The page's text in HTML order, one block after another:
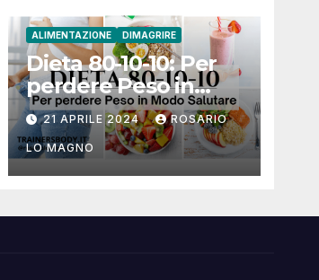
ALIMENTAZIONE DIMAGRIRE
Dieta 80-10-10: Per
perdere Peso in
Modo Salutare
21 APRILE 2024 ROSARIO
LO MAGNO